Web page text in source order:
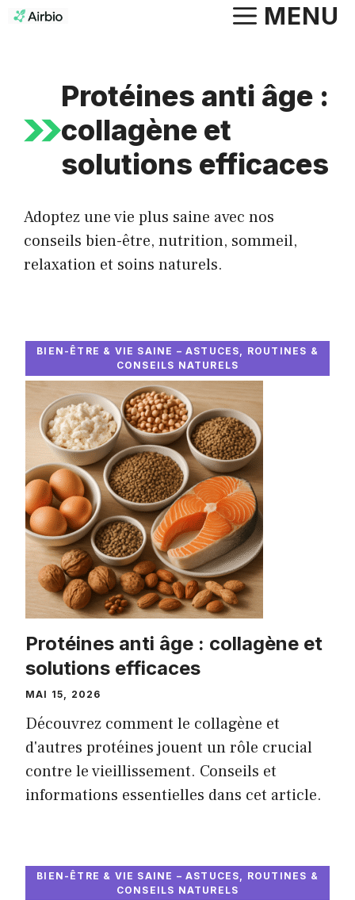
Aller
MENU
Protéines anti âge :
collagène et
solutions efficaces
Adoptez une vie plus saine avec nos
conseils bien-être, nutrition, sommeil,
relaxation et soins naturels.
BIEN-ÊTRE & VIE SAINE – ASTUCES, ROUTINES &
CONSEILS NATURELS
Protéines anti âge : collagène et
solutions efficaces
MAI 15, 2026
Découvrez comment le collagène et
d'autres protéines jouent un rôle crucial
contre le vieillissement. Conseils et
informations essentielles dans cet article.
BIEN-ÊTRE & VIE SAINE – ASTUCES, ROUTINES &
CONSEILS NATURELS